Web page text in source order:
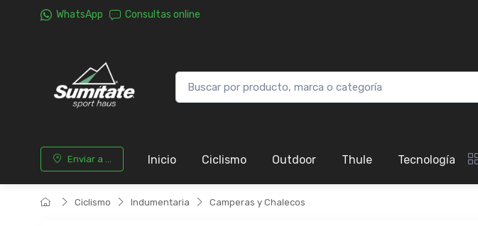
WhatsApp Consultas online
Enviar a ... Inicio Ciclismo Outdoor Thule Tecnología
Ciclismo Indumentaria Camperas y Chalecos